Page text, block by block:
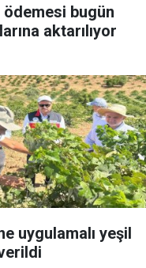
bugün
aktarılıyor
uygulamalı yeşil